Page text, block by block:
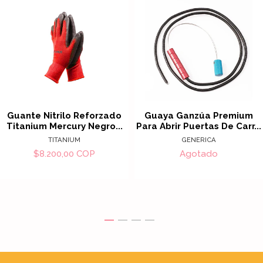
Guante Nitrilo Reforzado
Titanium Mercury Negro...
TITANIUM
$8.200,00 COP
Guaya Ganzúa Premium
Para Abrir Puertas De Carr...
GENERICA
Agotado